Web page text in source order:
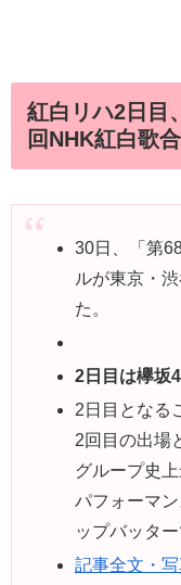
紅白リハ2日目
回NHK紅白歌
30日、「第
ルが東京・
た。
2日目は欅坂
2日目となる
2回目の出場
グループ史
パフォーマ
ップバッタ
記事全文・